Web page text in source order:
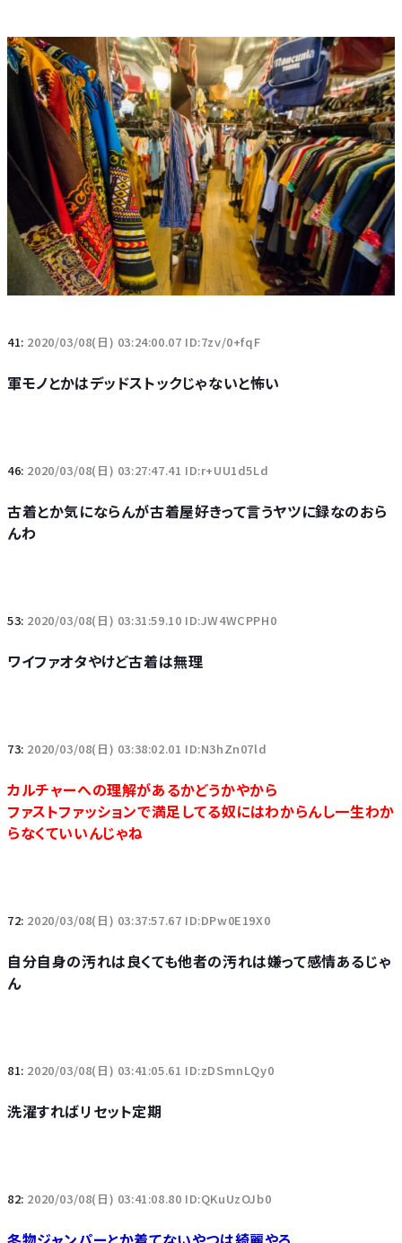
41: 2020/03/08(日) 03:24:00.07 ID:7zv/0+fqF
軍モノとかはデッドストックじゃないと怖い
46: 2020/03/08(日) 03:27:47.41 ID:r+UU1d5Ld
古着とか気にならんが古着屋好きって言うヤツに録なのおら
んわ
53: 2020/03/08(日) 03:31:59.10 ID:JW4WCPPH0
ワイファオタやけど古着は無理
73: 2020/03/08(日) 03:38:02.01 ID:N3hZn07ld
カルチャーへの理解があるかどうかやから
ファストファッションで満足してる奴にはわからんし一生わか
らなくていいんじゃね
72: 2020/03/08(日) 03:37:57.67 ID:DPw0E19X0
自分自身の汚れは良くても他者の汚れは嫌って感情あるじゃ
ん
81: 2020/03/08(日) 03:41:05.61 ID:zDSmnLQy0
洗濯すればリセット定期
82: 2020/03/08(日) 03:41:08.80 ID:QKuUzOJb0